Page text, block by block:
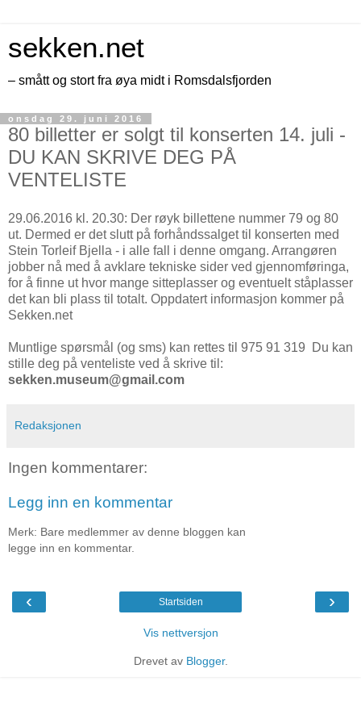
sekken.net
– smått og stort fra øya midt i Romsdalsfjorden
onsdag 29. juni 2016
80 billetter er solgt til konserten 14. juli -
DU KAN SKRIVE DEG PÅ
VENTELISTE
29.06.2016 kl. 20.30: Der røyk billettene nummer 79 og 80
ut. Dermed er det slutt på forhåndssalget til konserten med
Stein Torleif Bjella - i alle fall i denne omgang. Arrangøren
jobber nå med å avklare tekniske sider ved gjennomføringa,
for å finne ut hvor mange sitteplasser og eventuelt ståplasser
det kan bli plass til totalt. Oppdatert informasjon kommer på
Sekken.net
Muntlige spørsmål (og sms) kan rettes til 975 91 319 Du kan
stille deg på venteliste ved å skrive til:
sekken.museum@gmail.com
Redaksjonen
Ingen kommentarer:
Legg inn en kommentar
Merk: Bare medlemmer av denne bloggen kan
legge inn en kommentar.
‹ ›
Startsiden
Vis nettversjon
Drevet av Blogger.